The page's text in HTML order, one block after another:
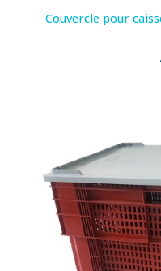
Couvercle pour